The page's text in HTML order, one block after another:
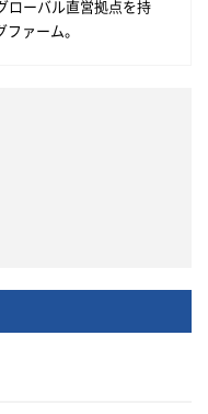
ローバル直営拠点を持
ァーム。